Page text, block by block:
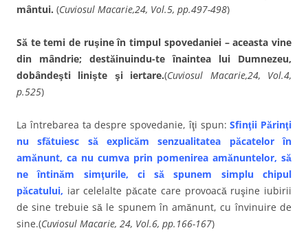
mântui. (Cuviosul Macarie,24, Vol.5, pp.497-498)
Să te temi de ruşine în timpul spovedaniei – aceasta vine
din mândrie; destăinuindu-te înaintea lui Dumnezeu,
dobândeşti linişte şi iertare.(Cuviosul Macarie,24, Vol.4,
p.525)
La întrebarea ta despre spovedanie, îţi spun:Sfinţii Părinţi
nu sfătuiesc să explicăm senzualitatea păcatelor în
amănunt, ca nu cumva prin pomenirea amănuntelor, să
ne întinăm simţurile, ci să spunem simplu chipul
păcatului, iar celelalte păcate care provoacă ruşine iubirii
de sine trebuie să le spunem în amănunt, cu învinuire de
sine.(Cuviosul Macarie, 24, Vol.6, pp.166-167)